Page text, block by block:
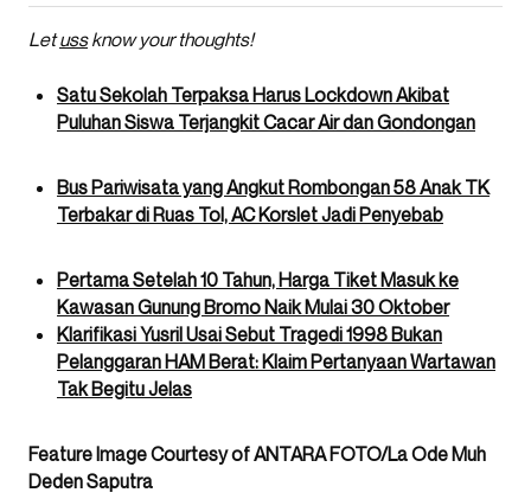
Letussknow your thoughts!
Satu Sekolah Terpaksa Harus Lockdown Akibat
Puluhan Siswa Terjangkit Cacar Air dan Gondongan
Bus Pariwisata yang Angkut Rombongan 58 Anak TK
Terbakar di Ruas Tol, AC Korslet Jadi Penyebab
Pertama Setelah 10 Tahun, Harga Tiket Masuk ke
Kawasan Gunung Bromo Naik Mulai 30 Oktober
Klarifikasi Yusril Usai Sebut Tragedi 1998 Bukan
Pelanggaran HAM Berat: Klaim Pertanyaan Wartawan
Tak Begitu Jelas
Feature Image Courtesy of ANTARA FOTO/La Ode Muh
Deden Saputra